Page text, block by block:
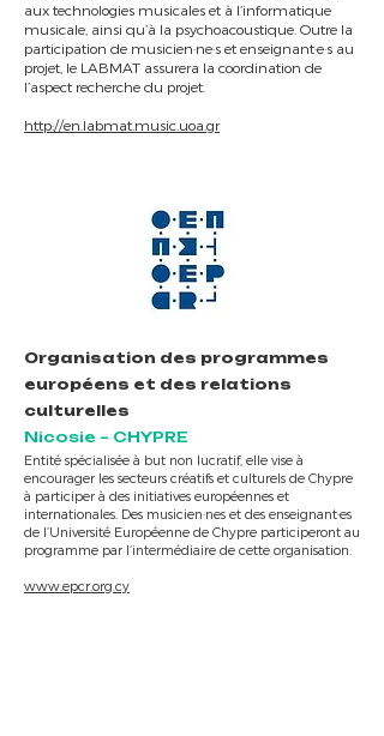
aux technologies musicales et à l’informatique
musicale, ainsi qu’à la psychoacoustique. Outre la
participation de musicien·ne·s et enseignant·e·s au
projet, le LABMAT assurera la coordination de
l’aspect recherche du projet.
http://en.labmat.music.uoa.gr
Organisation des programmes
européens et des relations
culturelles
Nicosie – CHYPRE
Entité spécialisée à but non lucratif, elle vise à
encourager les secteurs créatifs et culturels de Chypre
à participer à des initiatives européennes et
internationales. Des musicien·nes et des enseignant·es
de l’Université Européenne de Chypre participeront au
programme par l’intermédiaire de cette organisation.
www.epcr.org.cy